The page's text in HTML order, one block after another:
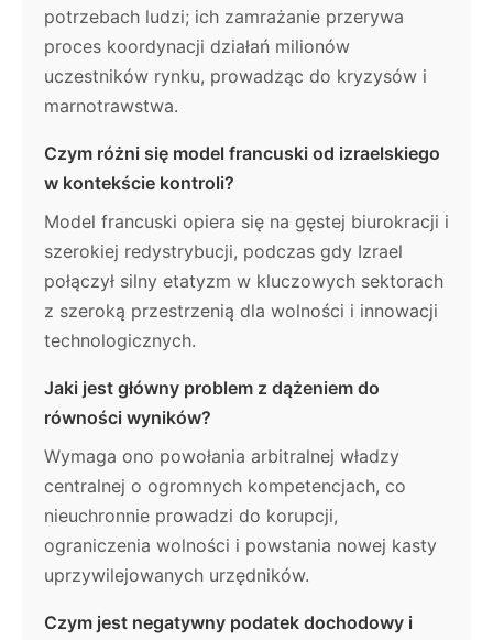
potrzebach ludzi; ich zamrażanie przerywa
proces koordynacji działań milionów
uczestników rynku, prowadząc do kryzysów i
marnotrawstwa.
Czym różni się model francuski od izraelskiego
w kontekście kontroli?
Model francuski opiera się na gęstej biurokracji i
szerokiej redystrybucji, podczas gdy Izrael
połączył silny etatyzm w kluczowych sektorach
z szeroką przestrzenią dla wolności i innowacji
technologicznych.
Jaki jest główny problem z dążeniem do
równości wyników?
Wymaga ono powołania arbitralnej władzy
centralnej o ogromnych kompetencjach, co
nieuchronnie prowadzi do korupcji,
ograniczenia wolności i powstania nowej kasty
uprzywilejowanych urzędników.
Czym jest negatywny podatek dochodowy i